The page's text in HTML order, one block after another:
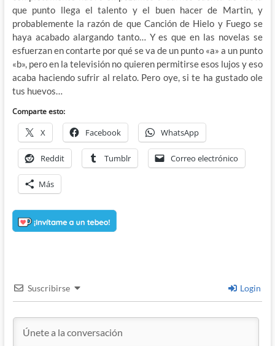
que punto llega el talento y el buen hacer de Martin, y
probablemente la razón de que Canción de Hielo y Fuego se
haya acabado alargando tanto… Y es que en las novelas se
esfuerzan en contarte por qué se va de un punto «a» a un punto
«b», pero en la televisión no quieren permitirse esos lujos y eso
acaba haciendo sufrir al relato. Pero oye, si te ha gustado ole
tus huevos…
Comparte esto:
X Facebook WhatsApp
Reddit Tumblr Correo electrónico
Más
Suscribirse Login